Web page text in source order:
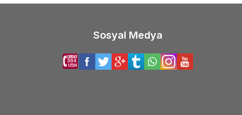
Sosyal Medya